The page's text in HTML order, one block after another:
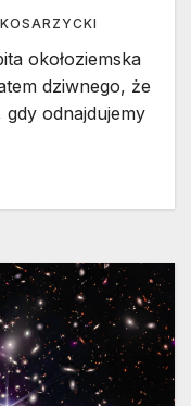
okołoziemska
dziwnego, że
odnajdujemy